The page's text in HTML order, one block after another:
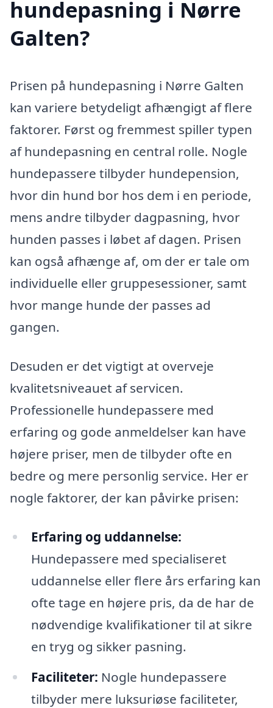
hundepasning i Nørre
Galten?
Prisen på hundepasning i Nørre Galten
kan variere betydeligt afhængigt af flere
faktorer. Først og fremmest spiller typen
af hundepasning en central rolle. Nogle
hundepassere tilbyder hundepension,
hvor din hund bor hos dem i en periode,
mens andre tilbyder dagpasning, hvor
hunden passes i løbet af dagen. Prisen
kan også afhænge af, om der er tale om
individuelle eller gruppesessioner, samt
hvor mange hunde der passes ad
gangen.
Desuden er det vigtigt at overveje
kvalitetsniveauet af servicen.
Professionelle hundepassere med
erfaring og gode anmeldelser kan have
højere priser, men de tilbyder ofte en
bedre og mere personlig service. Her er
nogle faktorer, der kan påvirke prisen:
Erfaring og uddannelse:
Hundepassere med specialiseret
uddannelse eller flere års erfaring kan
ofte tage en højere pris, da de har de
nødvendige kvalifikationer til at sikre
en tryg og sikker pasning.
Faciliteter: Nogle hundepassere
tilbyder mere luksuriøse faciliteter,